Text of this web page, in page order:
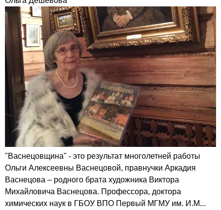
"Васнецовщина" - это результат многолетней работы
Ольги Алексеевны Васнецовой, правнучки Аркадия
Васнецова – родного брата художника Виктора
Михайловича Васнецова. Профессора, доктора
химических наук в ГБОУ ВПО Первый МГМУ им. И.М...